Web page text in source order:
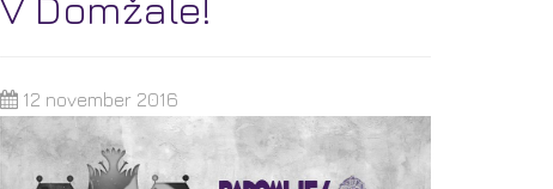
12 november 2016